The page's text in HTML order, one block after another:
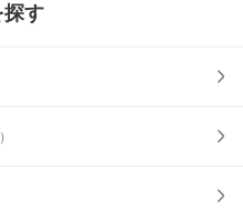
探す
）